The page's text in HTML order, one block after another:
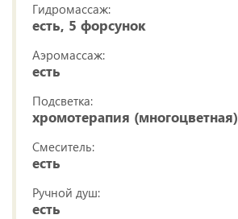
Гидромассаж:
есть, 5 форсунок
Аэромассаж:
есть
Подсветка:
хромотерапия (многоцветная)
Смеситель:
есть
Ручной душ:
есть